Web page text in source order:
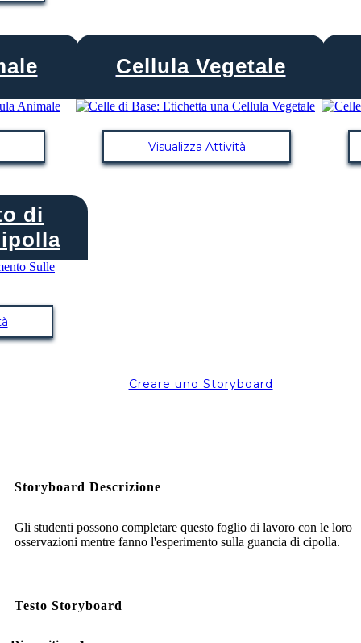
Cellula Vegetale
Visualizza Attività
di
Creare uno Storyboard
Storyboard Descrizione
Gli studenti possono completare questo foglio di lavoro con le loro
osservazioni mentre fanno l'esperimento sulla guancia di cipolla.
Testo Storyboard